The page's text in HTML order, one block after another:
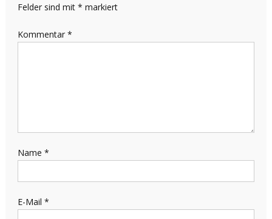
Felder sind mit * markiert
Kommentar *
Name *
E-Mail *